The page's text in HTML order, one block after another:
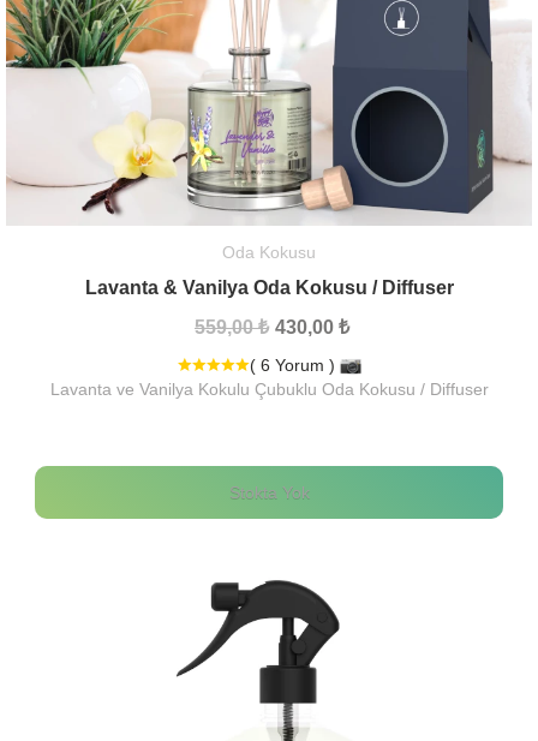
Oda Kokusu
Lavanta & Vanilya Oda Kokusu / Diffuser
559,00 ₺ 430,00 ₺
( 6 Yorum )
Lavanta ve Vanilya Kokulu Çubuklu Oda Kokusu / Diffuser
Stokta Yok